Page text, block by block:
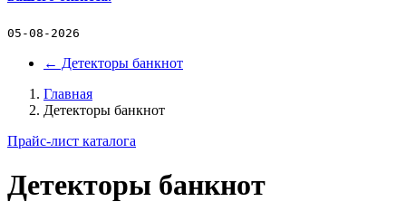
05-08-2026
← Детекторы банкнот
Главная
Детекторы банкнот
Прайс-лист каталога
Детекторы банкнот